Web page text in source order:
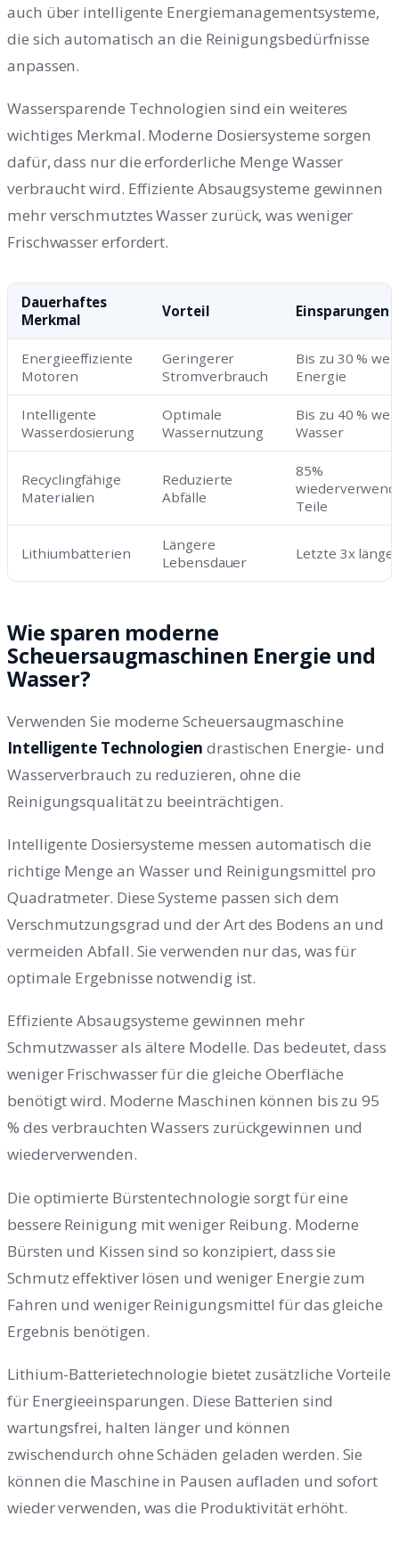
auch über intelligente Energiemanagementsysteme,
die sich automatisch an die Reinigungsbedürfnisse
anpassen.
Wassersparende Technologien sind ein weiteres
wichtiges Merkmal. Moderne Dosiersysteme sorgen
dafür, dass nur die erforderliche Menge Wasser
verbraucht wird. Effiziente Absaugsysteme gewinnen
mehr verschmutztes Wasser zurück, was weniger
Frischwasser erfordert.
Dauerhaftes
Merkmal
Vorteil Einsparungen
Energieeffiziente
Motoren
Geringerer
Stromverbrauch
Bis zu 30 %
Energie
Intelligente
Wasserdosierung
Optimale
Wassernutzung
Bis zu 40 %
Wasser
Recyclingfähige
Materialien
Reduzierte
Abfälle
85%
Teile
Lithiumbatterien
Längere
Lebensdauer
Letzte 3x länger
Wie sparen moderne
Scheuersaugmaschinen Energie und
Wasser?
Verwenden Sie moderne Scheuersaugmaschine
Intelligente Technologien drastischen Energie- und
Wasserverbrauch zu reduzieren, ohne die
Reinigungsqualität zu beeinträchtigen.
Intelligente Dosiersysteme messen automatisch die
richtige Menge an Wasser und Reinigungsmittel pro
Quadratmeter. Diese Systeme passen sich dem
Verschmutzungsgrad und der Art des Bodens an und
vermeiden Abfall. Sie verwenden nur das, was für
optimale Ergebnisse notwendig ist.
Effiziente Absaugsysteme gewinnen mehr
Schmutzwasser als ältere Modelle. Das bedeutet, dass
weniger Frischwasser für die gleiche Oberfläche
benötigt wird. Moderne Maschinen können bis zu 95
% des verbrauchten Wassers zurückgewinnen und
wiederverwenden.
Die optimierte Bürstentechnologie sorgt für eine
bessere Reinigung mit weniger Reibung. Moderne
Bürsten und Kissen sind so konzipiert, dass sie
Schmutz effektiver lösen und weniger Energie zum
Fahren und weniger Reinigungsmittel für das gleiche
Ergebnis benötigen.
Lithium-Batterietechnologie bietet zusätzliche Vorteile
für Energieeinsparungen. Diese Batterien sind
wartungsfrei, halten länger und können
zwischendurch ohne Schäden geladen werden. Sie
können die Maschine in Pausen aufladen und sofort
wieder verwenden, was die Produktivität erhöht.